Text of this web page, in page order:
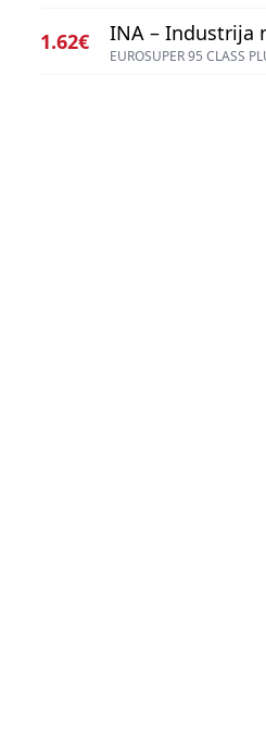
1.62€ INA – Industrija
EUROSUPER 95 CLASS